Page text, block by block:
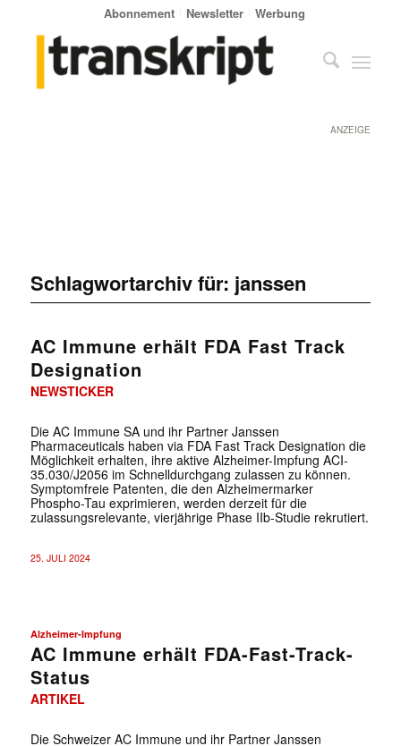
Abonnement Newsletter Werbung
ANZEIGE
Schlagwortarchiv für: janssen
AC Immune erhält FDA Fast Track
Designation
NEWSTICKER
Die AC Immune SA und ihr Partner Janssen
Pharmaceuticals haben via FDA Fast Track Designation die
Möglichkeit erhalten, ihre aktive Alzheimer-Impfung ACI-
35.030/J2056 im Schnelldurchgang zulassen zu können.
Symptomfreie Patenten, die den Alzheimermarker
Phospho-Tau exprimieren, werden derzeit für die
zulassungsrelevante, vierjährige Phase IIb-Studie rekrutiert.
25. JULI 2024
Alzheimer-Impfung
AC Immune erhält FDA-Fast-Track-
Status
ARTIKEL
Die Schweizer AC Immune und ihr Partner Janssen